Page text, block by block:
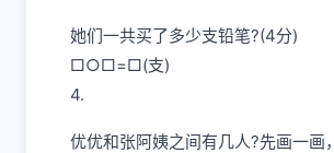
她们一共买了多少支铅笔?(4分)
□○□=□(支)
4.
优优和张阿姨之间有几人?先画一画